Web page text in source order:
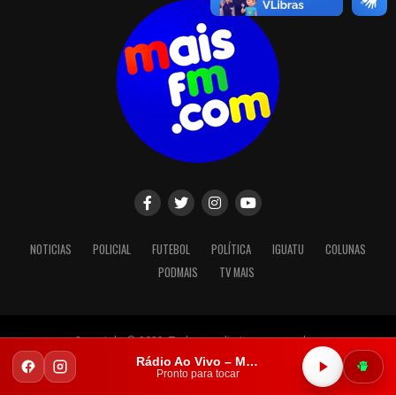
NOTICIAS POLICIAL FUTEBOL POLÍTICA IGUATU
COLUNAS
PODMAIS
TV MAIS
Copyright © 2023. Todos os direitos reservados.
Rádio Ao Vivo – Mais FM Iguatu
Pronto para tocar